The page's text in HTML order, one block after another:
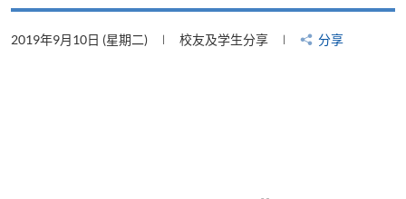
2019年9月10日 (星期二) 校友及学生分享 分享